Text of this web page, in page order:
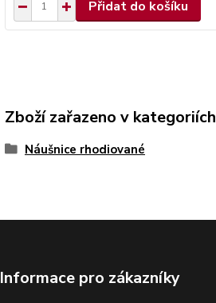
Přidat do košíku
Zboží zařazeno v kategoriích
Náušnice rhodiované
Informace pro zákazníky